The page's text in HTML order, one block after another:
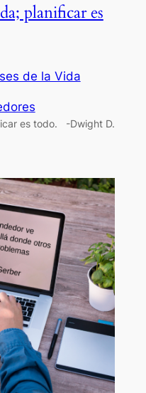
planificar es
de la Vida
es todo. -Dwight D.